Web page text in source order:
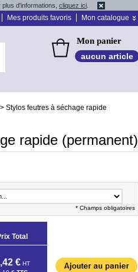
d'informations, cliquez ici
Mes produits favoris Mon catalogue
Mon panier
aucun article
> Stylos feutres à séchage rapide
rapide (permanent)
* Champs obligatoires
Total
€ HT